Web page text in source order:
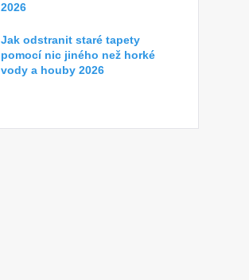
2026
Jak odstranit staré tapety
pomocí nic jiného než horké
vody a houby 2026